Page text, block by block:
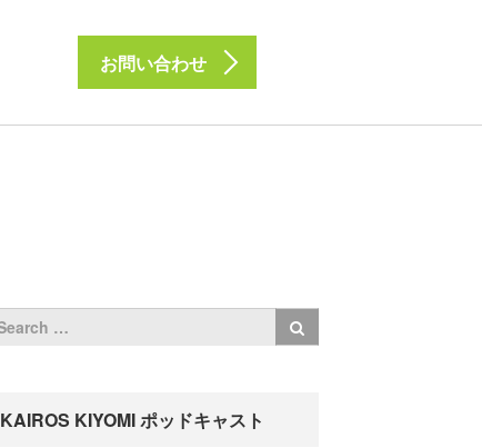
お問い合わせ
KAIROS KIYOMI ポッドキャスト